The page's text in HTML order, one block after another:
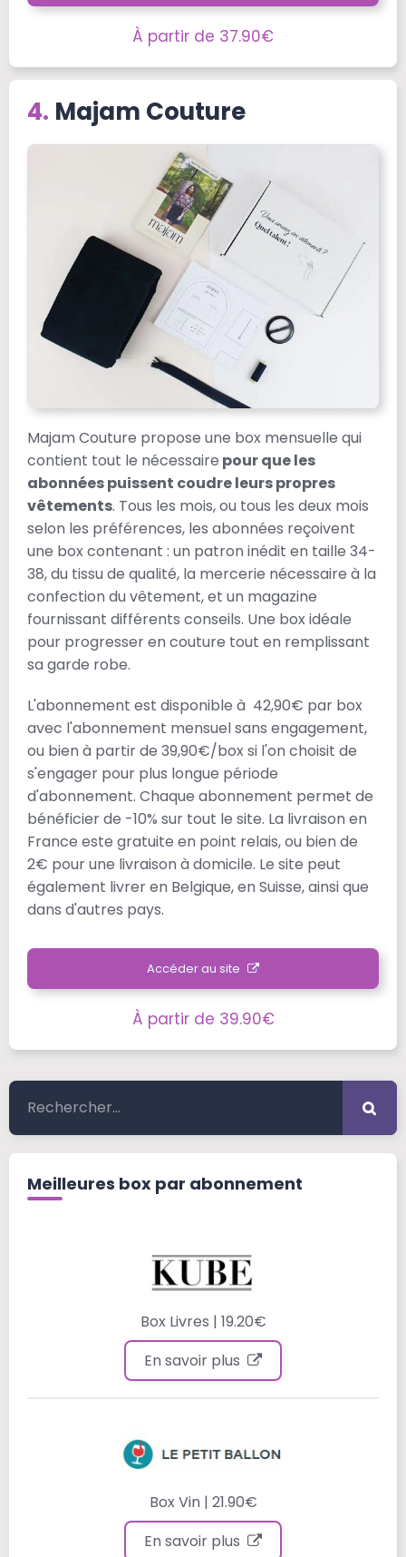
À partir de 37.90€
Majam Couture
Majam Couture propose une box mensuelle qui
contient tout le nécessaire pour que les
abonnées puissent coudre leurs propres
vêtements. Tous les mois, ou tous les deux mois
selon les préférences, les abonnées reçoivent
une box contenant : un patron inédit en taille 34-
38, du tissu de qualité, la mercerie nécessaire à la
confection du vêtement, et un magazine
fournissant différents conseils. Une box idéale
pour progresser en couture tout en remplissant
sa garde robe.
L'abonnement est disponible à 42,90€ par box
avec l'abonnement mensuel sans engagement,
ou bien à partir de 39,90€/box si l'on choisit de
s'engager pour plus longue période
d'abonnement. Chaque abonnement permet de
bénéficier de -10% sur tout le site. La livraison en
France este gratuite en point relais, ou bien de
2€ pour une livraison à domicile. Le site peut
également livrer en Belgique, en Suisse, ainsi que
dans d'autres pays.
Accéder au site
À partir de 39.90€
Meilleures box par abonnement
Box Livres | 19.20€
En savoir plus
Box Vin | 21.90€
En savoir plus